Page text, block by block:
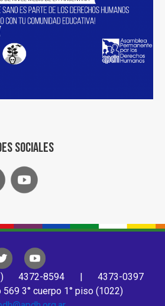
sociales
4372-8594 | 4373-0397
569 3° cuerpo 1° piso (1022)